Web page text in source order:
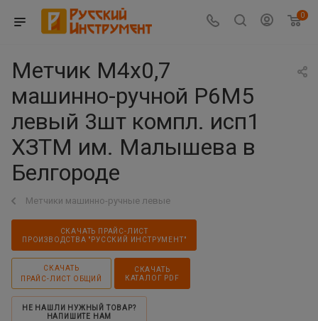
0
Метчик М4х0,7
машинно-ручной Р6М5
левый 3шт компл. исп1
ХЗТМ им. Малышева в
Белгороде
Метчики машинно-ручные левые
СКАЧАТЬ ПРАЙС-ЛИСТ
ПРОИЗВОДСТВА "РУССКИЙ ИНСТРУМЕНТ"
СКАЧАТЬ
ПРАЙС-ЛИСТ ОБЩИЙ
СКАЧАТЬ
КАТАЛОГ PDF
НЕ НАШЛИ НУЖНЫЙ ТОВАР?
НАПИШИТЕ НАМ